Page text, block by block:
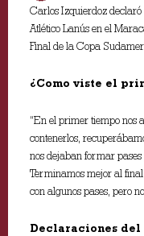
Carlos Izquierdoz
Atlético Lanús en el
Final de la Copa
¿Como viste el
“En el primer tiempo nos
contenerlos,
nos dejaban formar
Terminamos mejor al
con algunos pases, pero
Declaraciones del